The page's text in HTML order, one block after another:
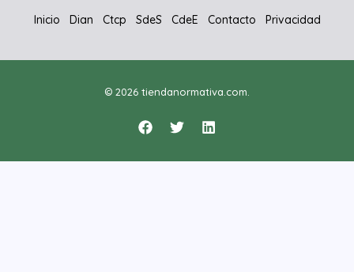
Inicio Dian Ctcp SdeS CdeE Contacto Privacidad
© 2026 tiendanormativa.com.